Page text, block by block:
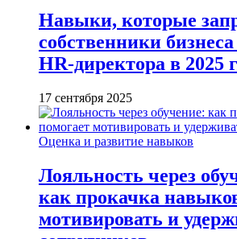
Навыки, которые
собственники
HR-директора в 2025
17 сентября 2025
Оценка и развитие навыков
Лояльность через
как прокачка
мотивировать и